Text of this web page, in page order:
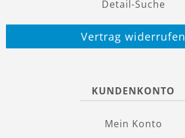
Detail-Suche
Vertrag widerrufen
KUNDENKONTO
Mein Konto